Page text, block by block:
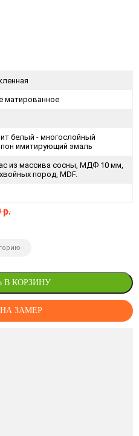
матированное
белый - многослойный
имитирующий эмаль
из массива сосны, МДФ 10 мм,
пород, MDF.
р.
В КОРЗИНУ
ЗАМЕР